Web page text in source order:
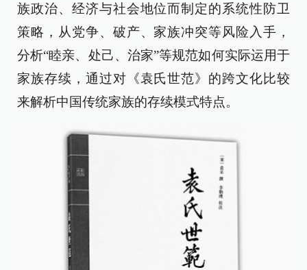
族政治、经济与社会地位而制定的系统性防卫
策略，从党争、破产、家族冲突等风险入手，
分析“睦亲、处己、治家”等规范如何实际运用于
家族存续，通过对《袁氏世范》的跨文化比较
来解析中国传统家族的存续模式特点。